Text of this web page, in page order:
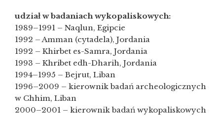
udział w badaniach wykopaliskowych:
1989–1991 – Naqlun, Egipcie
1992 – Amman (cytadela), Jordania
1992 – Khirbet es-Samra, Jordania
1993 – Khribet edh-Dharih, Jordania
1994–1995 – Bejrut, Liban
1996–2009 – kierownik badań archeologicznych
w Chhim, Liban
2000–2001 – kierownik badań wykopaliskowych